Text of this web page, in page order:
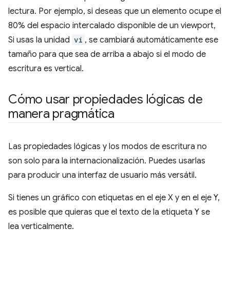
lectura. Por ejemplo, si deseas que un elemento ocupe el
80% del espacio intercalado disponible de un viewport,
Si usas la unidad vi , se cambiará automáticamente ese
tamaño para que sea de arriba a abajo si el modo de
escritura es vertical.
Cómo usar propiedades lógicas de
manera pragmática
Las propiedades lógicas y los modos de escritura no
son solo para la internacionalización. Puedes usarlas
para producir una interfaz de usuario más versátil.
Si tienes un gráfico con etiquetas en el eje X y en el eje Y,
es posible que quieras que el texto de la etiqueta Y se
lea verticalmente.